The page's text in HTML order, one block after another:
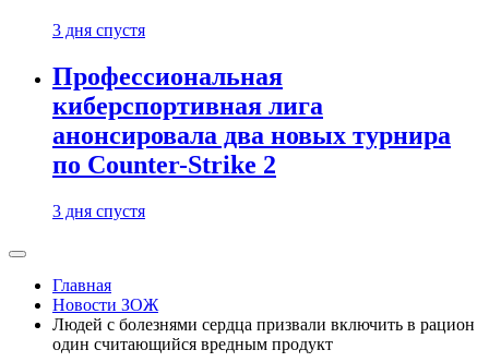
3 дня спустя
Профессиональная
киберспортивная лига
анонсировала два новых турнира
по Counter-Strike 2
3 дня спустя
Главная
Новости ЗОЖ
Людей с болезнями сердца призвали включить в рацион
один считающийся вредным продукт